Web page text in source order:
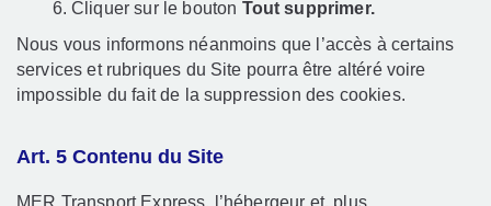
Cliquer sur le bouton Tout supprimer.
Nous vous informons néanmoins que l’accès à certains
services et rubriques du Site pourra être altéré voire
impossible du fait de la suppression des cookies.
Art. 5 Contenu du Site
MER Transport Express, l’hébergeur et, plus